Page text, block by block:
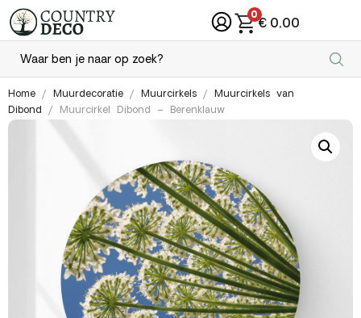
0
€0,00
Home / Muurdecoratie / Muurcirkels / Muurcirkels van
Dibond / Muurcirkel Dibond – Berenklauw